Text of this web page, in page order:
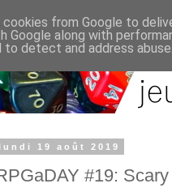
lundi 19 août 2019
#19: Scary
from Google to
Google along with
detect and address abuse.